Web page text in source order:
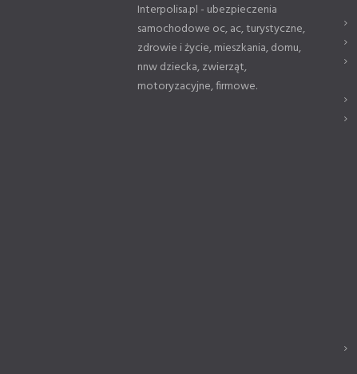
Interpolisa.pl - ubezpieczenia
samochodowe oc, ac, turystyczne,
zdrowie i życie, mieszkania, domu,
nnw dziecka, zwierząt,
motoryzacyjne, firmowe.